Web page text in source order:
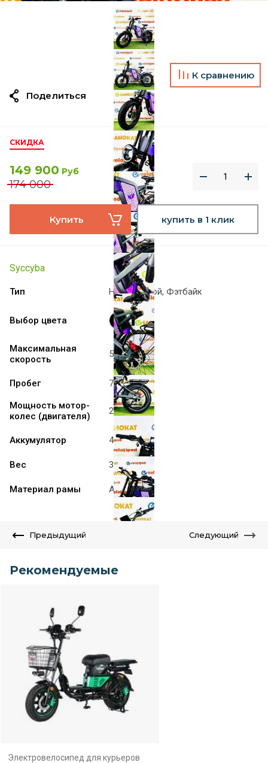
СКИДКА
149 900 Руб
174 000
Купить купить в 1 клик
Syccyba
Тип Не складной, Фэтбайк
Выбор цвета
Максимальная
скорость
55 км/ч
Пробег 70 км
Мощность мотор-
колес (двигателя)
2000 W
Аккумулятор 48V 30Ah
Вес 39 кг
Материал рамы Алюминий
К сравнению
Поделиться
Предыдущий Следующий
Рекомендуемые
Электровелосипед для курьеров